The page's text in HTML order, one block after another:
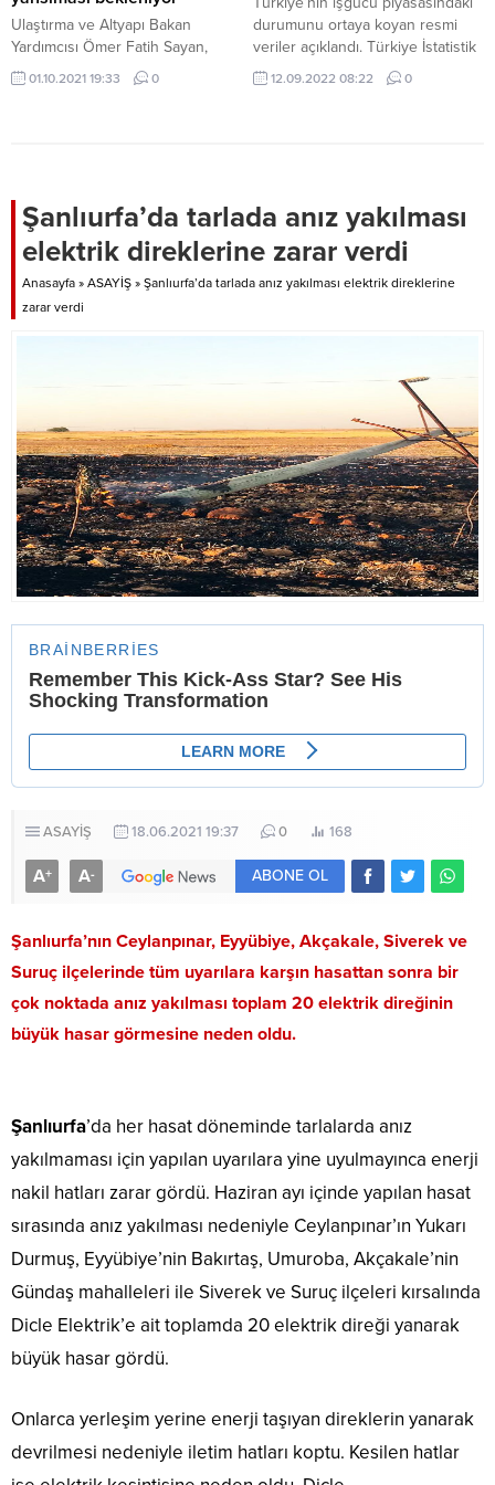
gündeme gelen ve...
Ulaştırma ve Altyapı Bakan
Yardımcısı Ömer Fatih Sayan,
oluşacak vergi avantajının fiyatlara
01.10.2021 19:33 0
durumunu ortaya koyan resmi
veriler açıklandı. Türkiye İstatistik
Kurumu (TÜİK), Temmuz ayı
yaştaki nüfusta işsizlik oranı ise
0,3 puanlık azalış...
12.09.2022 08:22 0
Şanlıurfa’da tarlada anız yakılması
elektrik direklerine zarar verdi
Anasayfa » ASAYİŞ » Şanlıurfa’da tarlada anız yakılması elektrik direklerine
zarar verdi
ASAYİŞ 18.06.2021 19:37 0 168
A+ A- ABONE OL
Şanlıurfa’nın Ceylanpınar, Eyyübiye, Akçakale, Siverek ve
Suruç ilçelerinde tüm uyarılara karşın hasattan sonra bir
çok noktada anız yakılması toplam 20 elektrik direğinin
büyük hasar görmesine neden oldu.
Şanlıurfa’da her hasat döneminde tarlalarda anız
yakılmaması için yapılan uyarılara yine uyulmayınca enerji
nakil hatları zarar gördü. Haziran ayı içinde yapılan hasat
sırasında anız yakılması nedeniyle Ceylanpınar’ın Yukarı
Durmuş, Eyyübiye’nin Bakırtaş, Umuroba, Akçakale’nin
Gündaş mahalleleri ile Siverek ve Suruç ilçeleri kırsalında
Dicle Elektrik’e ait toplamda 20 elektrik direği yanarak
büyük hasar gördü.
Onlarca yerleşim yerine enerji taşıyan direklerin yanarak
devrilmesi nedeniyle iletim hatları koptu. Kesilen hatlar